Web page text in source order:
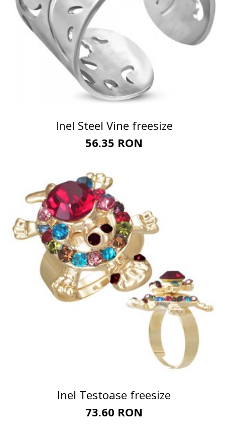
Inel Steel Vine freesize
56.35 RON
Inel Testoase freesize
73.60 RON